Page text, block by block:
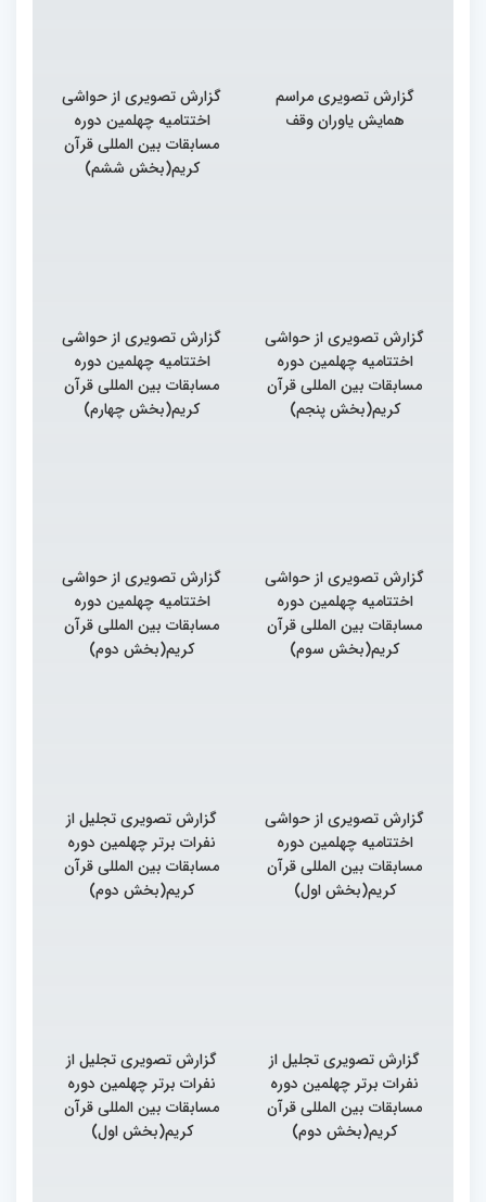
گزارش تصویری مراسم
همایش یاوران وقف
گزارش تصویری از حواشی
اختتامیه چهلمین دوره
مسابقات بین المللی قرآن
کریم(بخش ششم)
گزارش تصویری از حواشی
اختتامیه چهلمین دوره
مسابقات بین المللی قرآن
کریم(بخش پنجم)
گزارش تصویری از حواشی
اختتامیه چهلمین دوره
مسابقات بین المللی قرآن
کریم(بخش چهارم)
گزارش تصویری از حواشی
اختتامیه چهلمین دوره
مسابقات بین المللی قرآن
کریم(بخش سوم)
گزارش تصویری از حواشی
اختتامیه چهلمین دوره
مسابقات بین المللی قرآن
کریم(بخش دوم)
گزارش تصویری از حواشی
اختتامیه چهلمین دوره
مسابقات بین المللی قرآن
کریم(بخش اول)
گزارش تصویری تجلیل از
نفرات برتر چهلمین دوره
مسابقات بین المللی قرآن
کریم(بخش دوم)
گزارش تصویری تجلیل از
نفرات برتر چهلمین دوره
مسابقات بین المللی قرآن
کریم(بخش دوم)
گزارش تصویری تجلیل از
نفرات برتر چهلمین دوره
مسابقات بین المللی قرآن
کریم(بخش اول)